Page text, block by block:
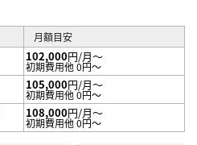
月額目安
102,000円/月～
初期費用他 0円～
105,000円/月～
初期費用他 0円～
108,000円/月～
初期費用他 0円～